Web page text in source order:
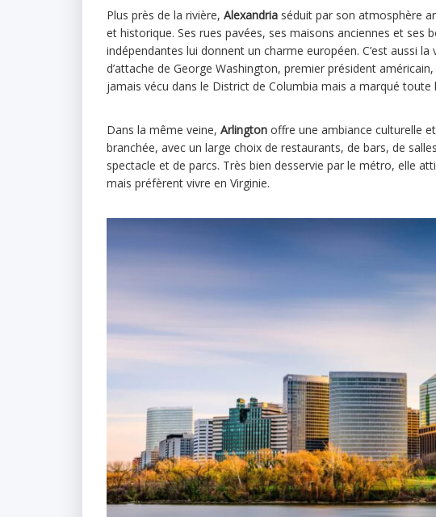
Plus près de la rivière, Alexandria séduit par son atmosphère
et historique. Ses rues pavées, ses maisons anciennes et ses
indépendantes lui donnent un charme européen. C’est aussi la
d’attache de George Washington, premier président américain,
jamais vécu dans le District de Columbia mais a marqué toute
Dans la même veine, Arlington offre une ambiance culturelle et
branchée, avec un large choix de restaurants, de bars, de
spectacle et de parcs. Très bien desservie par le métro, elle
mais préfèrent vivre en Virginie.